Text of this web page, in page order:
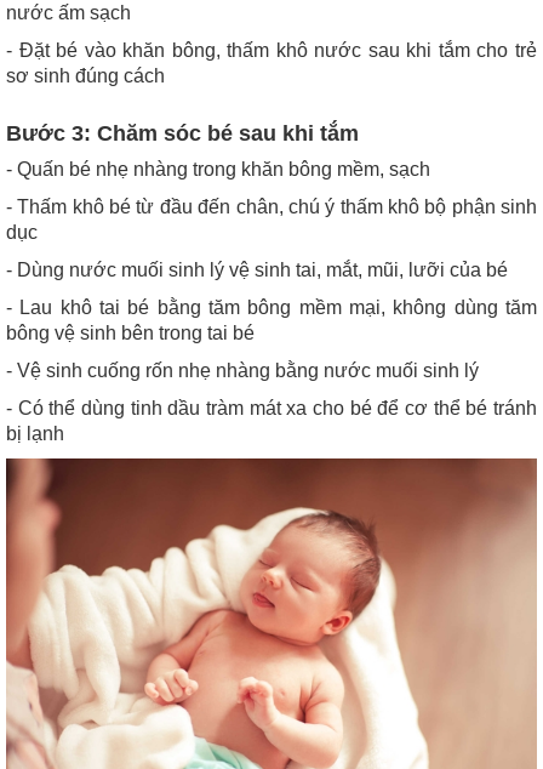
nước ấm sạch
- Đặt bé vào khăn bông, thấm khô nước sau khi tắm cho trẻ
sơ sinh đúng cách
Bước 3: Chăm sóc bé sau khi tắm
- Quấn bé nhẹ nhàng trong khăn bông mềm, sạch
- Thấm khô bé từ đầu đến chân, chú ý thấm khô bộ phận sinh
dục
- Dùng nước muối sinh lý vệ sinh tai, mắt, mũi, lưỡi của bé
- Lau khô tai bé bằng tăm bông mềm mại, không dùng tăm
bông vệ sinh bên trong tai bé
- Vệ sinh cuống rốn nhẹ nhàng bằng nước muối sinh lý
- Có thể dùng tinh dầu tràm mát xa cho bé để cơ thể bé tránh
bị lạnh